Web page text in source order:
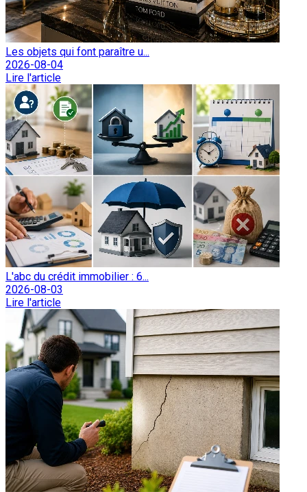
Les objets qui font paraître u...
2026-08-04
Lire l'article
L'abc du crédit immobilier : 6...
2026-08-03
Lire l'article